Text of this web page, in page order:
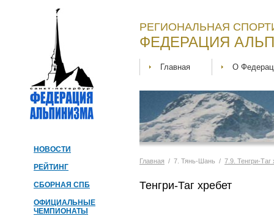
НОВОСТИ
РЕЙТИНГ
СБОРНАЯ СПБ
ОФИЦИАЛЬНЫЕ
ЧЕМПИОНАТЫ
РЕГИОНАЛЬНАЯ
ФЕДЕРАЦИЯ
Главная О
Главная / 7. Тянь-Шань / 7.9. Тенгри-Таг
Тенгри-Таг хребет